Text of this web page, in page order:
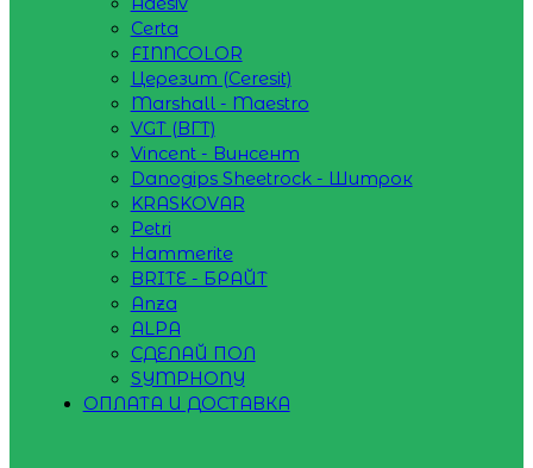
Certa
FINNCOLOR
Церезит (Ceresit)
Marshall - Maestro
VGT (ВГТ)
Vincent - Винсент
Danogips Sheetrock - Шитрок
KRASKOVAR
Petri
Hammerite
BRITE - БРАЙТ
Anza
ALPA
СДЕЛАЙ ПОЛ
SYMPHONY
ОПЛАТА И ДОСТАВКА